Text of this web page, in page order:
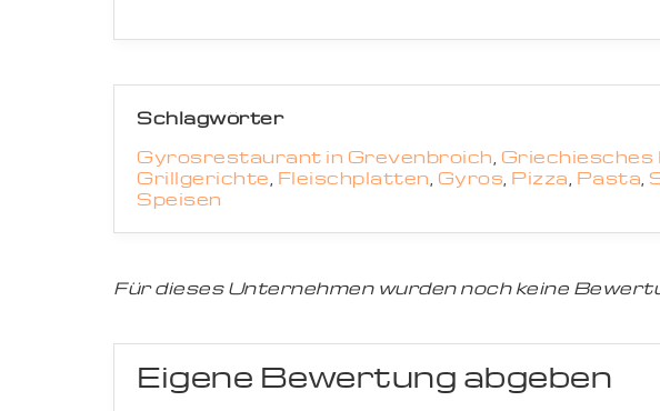
Schlagwörter
Gyrosrestaurant in Grevenbroich,
Grillgerichte, Fleischplatten, Gyros, Pizza, Pasta,
Speisen
Für dieses Unternehmen wurden noch keine
Eigene Bewertung abgeben